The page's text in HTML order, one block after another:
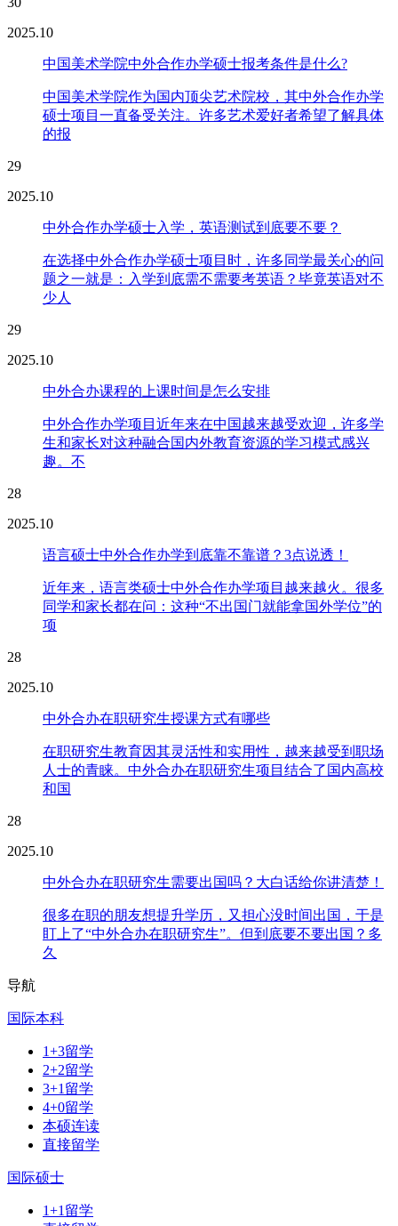
2025.10
中国美术学院中外合作办学硕士报考条件是什么?
中国美术学院作为国内顶尖艺术院校，其中外合作办学
硕士项目一直备受关注。许多艺术爱好者希望了解具体
的报
29
2025.10
中外合作办学硕士入学，英语测试到底要不要？
在选择中外合作办学硕士项目时，许多同学最关心的问
题之一就是：入学到底需不需要考英语？毕竟英语对不
少人
29
2025.10
中外合办课程的上课时间是怎么安排
中外合作办学项目近年来在中国越来越受欢迎，许多学
生和家长对这种融合国内外教育资源的学习模式感兴
趣。不
28
2025.10
语言硕士中外合作办学到底靠不靠谱？3点说透！
近年来，语言类硕士中外合作办学项目越来越火。很多
同学和家长都在问：这种“不出国门就能拿国外学位”的
项
28
2025.10
中外合办在职研究生授课方式有哪些
在职研究生教育因其灵活性和实用性，越来越受到职场
人士的青睐。中外合办在职研究生项目结合了国内高校
和国
28
2025.10
中外合办在职研究生需要出国吗？大白话给你讲清楚！
很多在职的朋友想提升学历，又担心没时间出国，于是
盯上了“中外合办在职研究生”。但到底要不要出国？多
久
导航
国际本科
1+3留学
2+2留学
3+1留学
4+0留学
本硕连读
直接留学
国际硕士
1+1留学